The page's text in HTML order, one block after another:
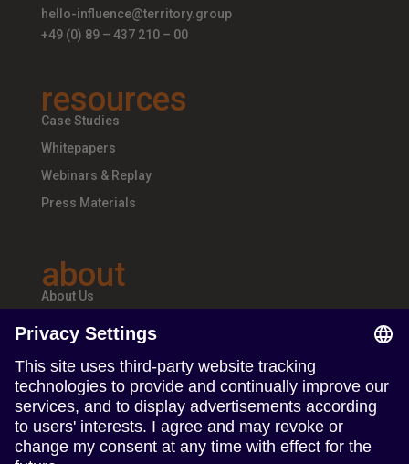
hello-influence@territory.group
+49 (0) 89 – 437 210 – 00
resources
Case Studies
Whitepapers
Webinars & Replay
Press Materials
about
About Us
Teams & Offices
follow us
Follow us on Linkedin
Follow us on Instagram